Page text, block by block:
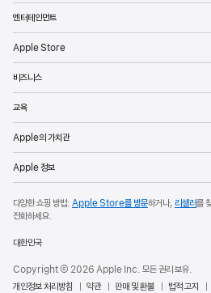
엔터테인먼트
Apple Store
비즈니스
교육
Apple의 가치관
Apple 정보
다양한 쇼핑 방법: Apple Store를 방문하거나, 리셀러를
전화하세요.
대한민국
Copyright © 2026 Apple Inc. 모든 권리 보유.
개인정보 처리방침
약관 판매 및 환불 법적 고지